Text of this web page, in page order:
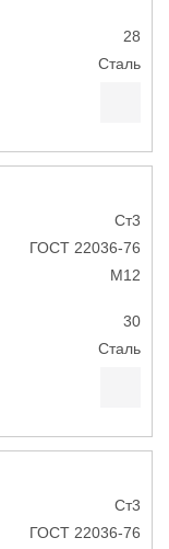
28
Сталь
Ст3
ГОСТ 22036-76
М12
30
Сталь
Ст3
ГОСТ 22036-76